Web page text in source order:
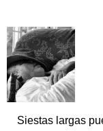
Siestas largas